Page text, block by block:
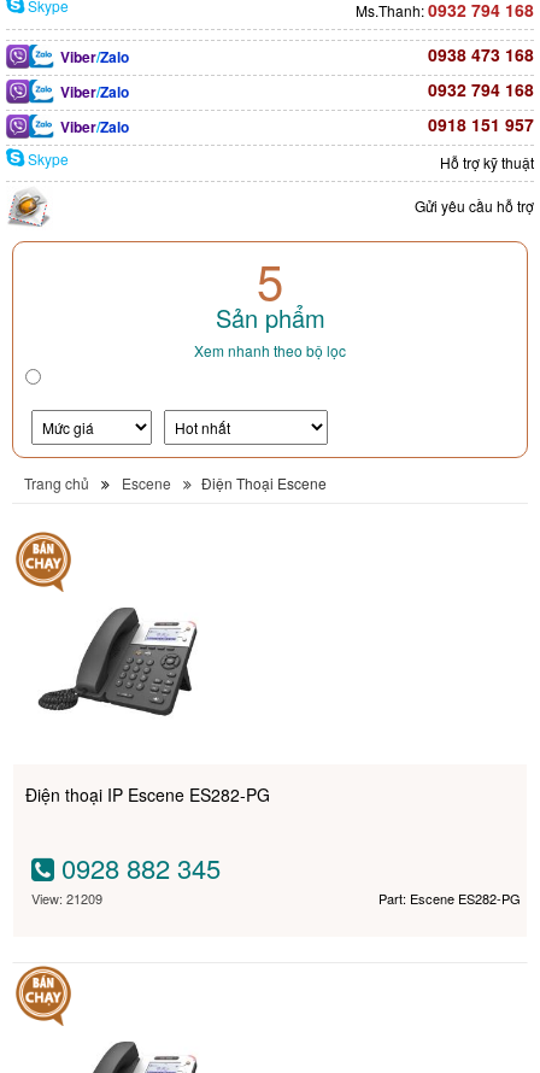
Skype Ms.Thanh:0932 794 168
Viber/Zalo 0938 473 168
Viber/Zalo 0932 794 168
Viber/Zalo 0918 151 957
Skype Hỗ trợ kỹ thuật
Gửi yêu cầu hỗ trợ
5
Sản phẩm
Xem nhanh theo bộ lọc
Trang chủ Escene Điện Thoại Escene
Điện thoại IP Escene ES282-PG
0928 882 345
View: 21209 Part: Escene ES282-PG